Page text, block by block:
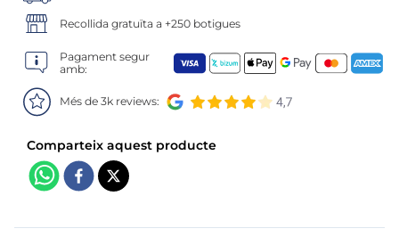
Recollida gratuïta a +250 botigues
Pagament segur
amb:
Més de 3k reviews:
. salmó premium
. tequeños
10. gambas peladas